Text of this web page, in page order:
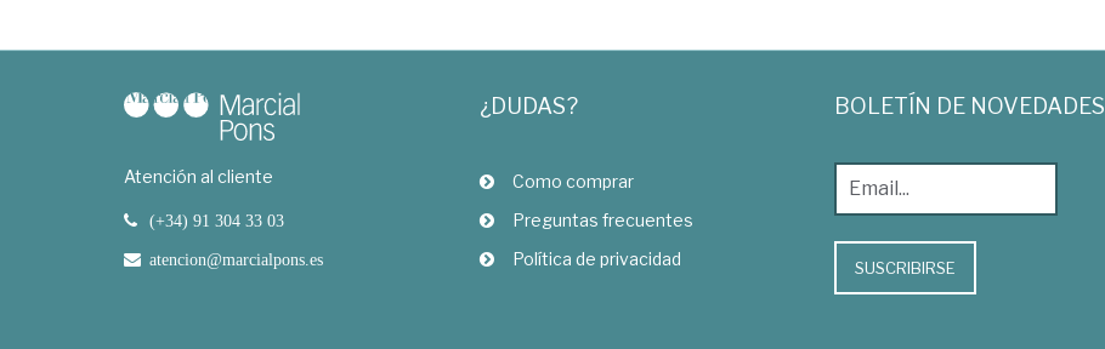
Atención al cliente
(+34) 91 304 33 03
atencion@marcialpons.es
¿DUDAS?
Como comprar
Preguntas frecuentes
Política de privacidad
BOLETÍN DE NOVEDADES
SUSCRIBIRSE